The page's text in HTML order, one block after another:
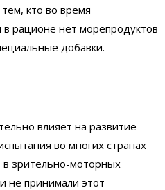
кто во время
рационе нет морепродуктов
добавки.
влияет на развитие
во многих странах
в зрительно-моторных
не принимали этот